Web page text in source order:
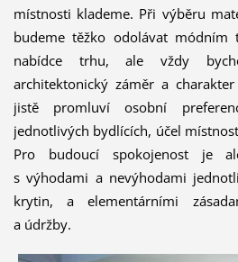
místnosti klademe. Při výběru
budeme těžko odolávat
nabídce trhu, ale vždy
architektonický záměr a
jistě promluví osobní
jednotlivých bydlících, účel
Pro budoucí spokojenost je
s výhodami a nevýhodami
krytin, a elementárními
a údržby.